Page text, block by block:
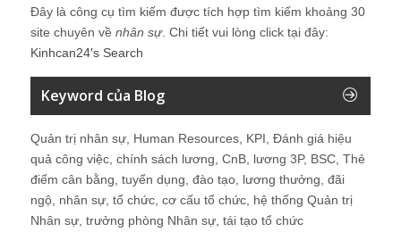
Đây là công cụ tìm kiếm được tích hợp tìm kiếm khoảng 30
site chuyên về nhân sự. Chi tiết vui lòng click tại đây:
Kinhcan24′s Search
Keyword của Blog
Quản trị nhân sự, Human Resources, KPI, Đánh giá hiệu
quả công việc, chính sách lương, CnB, lương 3P, BSC, Thẻ
điểm cân bằng, tuyển dụng, đào tạo, lương thưởng, đãi
ngộ, nhân sự, tổ chức, cơ cấu tổ chức, hệ thống Quản trị
Nhân sự, trưởng phòng Nhân sự, tái tạo tổ chức